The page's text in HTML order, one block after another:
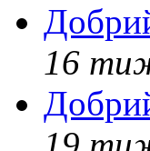
16